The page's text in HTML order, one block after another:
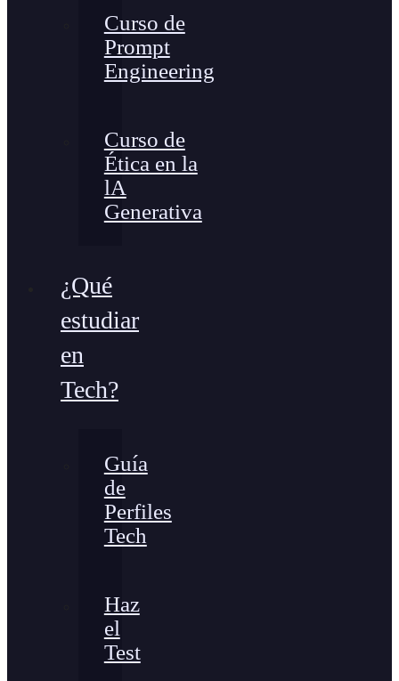
Curso de
Prompt
Engineering
Curso de
Ética en la
lA
Generativa
¿Qué
estudiar
en
Tech?
Guía
de
Perfiles
Tech
Haz
el
Test